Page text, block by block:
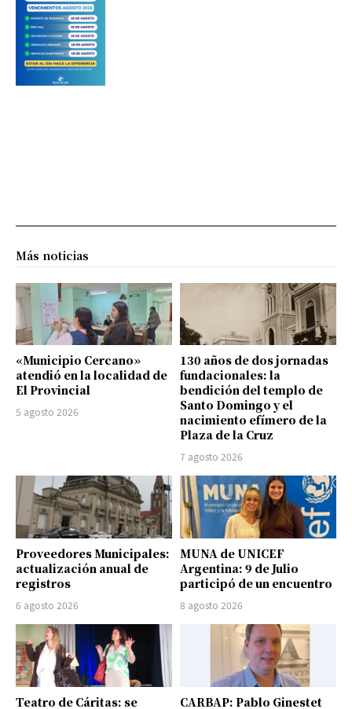
Más noticias
«Municipio Cercano»
atendió en la localidad de
El Provincial
5 agosto 2026
130 años de dos jornadas
fundacionales: la
bendición del templo de
Santo Domingo y el
nacimiento efímero de la
Plaza de la Cruz
7 agosto 2026
Proveedores Municipales:
actualización anual de
registros
6 agosto 2026
MUNA de UNICEF
Argentina: 9 de Julio
participó de un encuentro
8 agosto 2026
Teatro de Cáritas: se
CARBAP: Pablo Ginestet